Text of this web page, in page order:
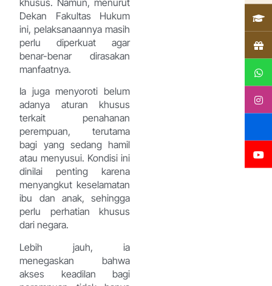
Dekan Fakultas Hukum
ini, pelaksanaannya masih
perlu diperkuat agar
benar-benar dirasakan
manfaatnya.
Ia juga menyoroti belum
adanya aturan khusus
terkait penahanan
perempuan, terutama
bagi yang sedang hamil
atau menyusui. Kondisi ini
dinilai penting karena
menyangkut keselamatan
ibu dan anak, sehingga
perlu perhatian khusus
dari negara.
Lebih jauh, ia
menegaskan bahwa
akses keadilan bagi